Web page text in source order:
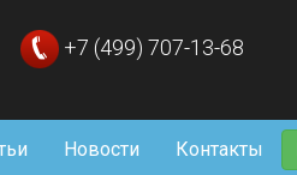
+7 (499) 707-13-68
Новости Контакты